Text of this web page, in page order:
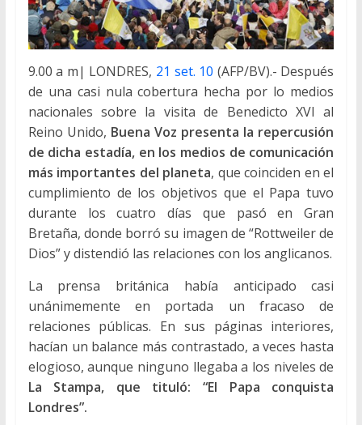
9.00 a m| LONDRES, 21 set. 10 (AFP/BV).- Después
de una casi nula cobertura hecha por lo medios
nacionales sobre la visita de Benedicto XVI al
Reino Unido, Buena Voz presenta la repercusión
de dicha estadía, en los medios de comunicación
más importantes del planeta, que coinciden en el
cumplimiento de los objetivos que el Papa tuvo
durante los cuatro días que pasó en Gran
Bretaña, donde borró su imagen de “Rottweiler de
Dios” y distendió las relaciones con los anglicanos.
La prensa británica había anticipado casi
unánimemente en portada un fracaso de
relaciones públicas. En sus páginas interiores,
hacían un balance más contrastado, a veces hasta
elogioso, aunque ninguno llegaba a los niveles de
La Stampa, que tituló: “El Papa conquista
Londres”.